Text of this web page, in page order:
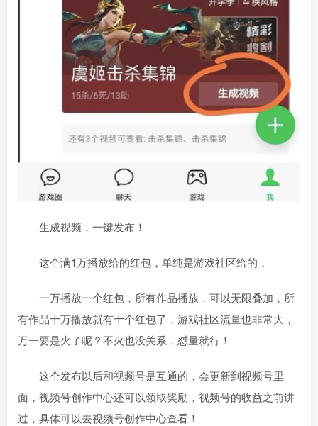
生成视频，一键发布！
这个满1万播放给的红包，单纯是游戏社区给的，
一万播放一个红包，所有作品播放，可以无限叠加，所
有作品十万播放就有十个红包了，游戏社区流量也非常大，
万一要是火了呢？不火也没关系，怼量就行！
这个发布以后和视频号是互通的，会更新到视频号里
面，视频号创作中心还可以领取奖励，视频号的收益之前讲
过，具体可以去视频号创作中心查看！